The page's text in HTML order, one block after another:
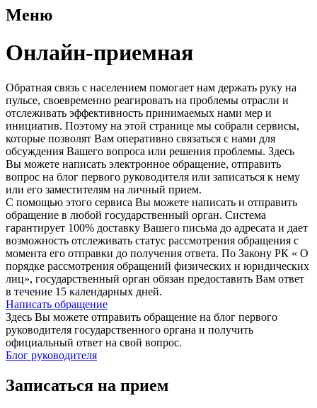
Меню
Онлайн-приемная
Обратная связь с населением помогает нам держать руку на
пульсе, своевременно реагировать на проблемы отрасли и
отслеживать эффективность принимаемых нами мер и
инициатив. Поэтому на этой странице мы собрали сервисы,
которые позволят Вам оперативно связаться с нами для
обсуждения Вашего вопроса или решения проблемы. Здесь
Вы можете написать электронное обращение, отправить
вопрос на блог первого руководителя или записаться к нему
или его заместителям на личный прием.
С помощью этого сервиса Вы можете написать и отправить
обращение в любой государственный орган. Система
гарантирует 100% доставку Вашего письма до адресата и дает
возможность отслеживать статус рассмотрения обращения с
момента его отправки до получения ответа. По Закону РК « О
порядке рассмотрения обращений физических и юридических
лиц», государственный орган обязан предоставить Вам ответ
в течение 15 календарных дней.
Написать обращение
Здесь Вы можете отправить обращение на блог первого
руководителя государственного органа и получить
официальный ответ на свой вопрос.
Блог руководителя
Записаться на прием